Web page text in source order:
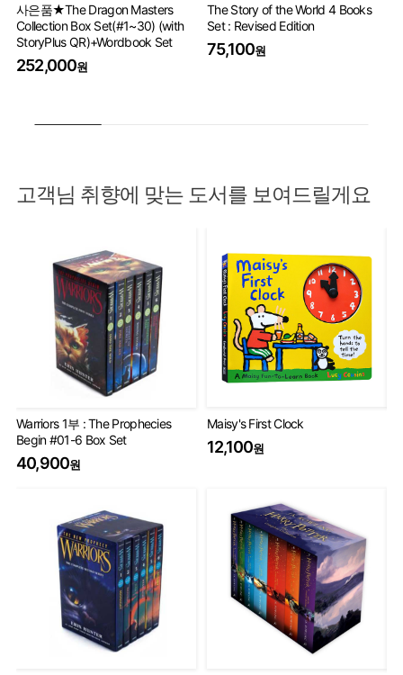
사은품★The Dragon Masters
Collection Box Set(#1~30) (with
StoryPlus QR)+Wordbook Set
252,000원
The Story of the World 4 Books
Set : Revised Edition
75,100원
고객님 취향에 맞는 도서를 보여드릴게요
Warriors 1부 : The Prophecies
Begin #01-6 Box Set
40,900원
Maisy's First Clock
12,100원